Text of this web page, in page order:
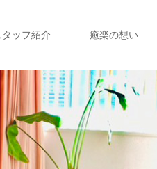
タッフ紹介 癒楽の想い